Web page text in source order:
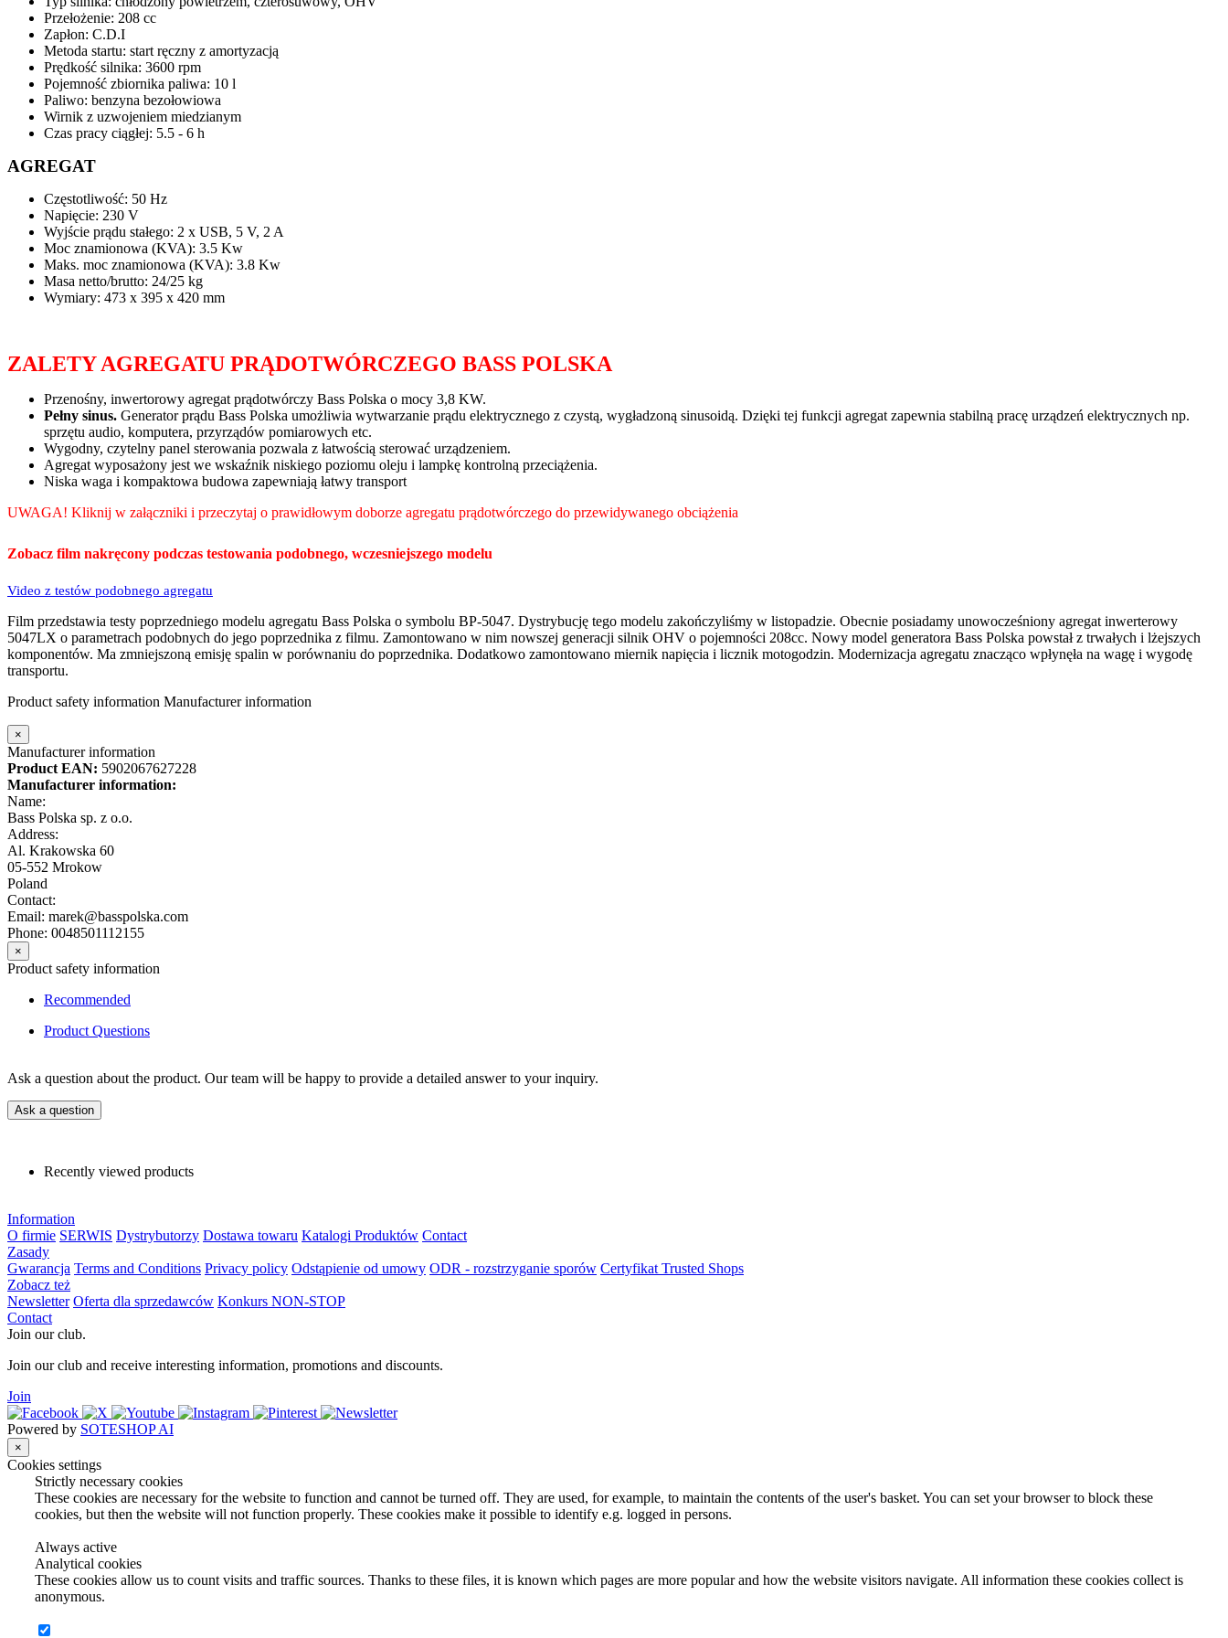
Przełożenie: 208 cc
Zapłon: C.D.I
Metoda startu: start ręczny z amortyzacją
Prędkość silnika: 3600 rpm
Pojemność zbiornika paliwa: 10 l
Paliwo: benzyna bezołowiowa
Wirnik z uzwojeniem miedzianym
Czas pracy ciągłej: 5.5 - 6 h
AGREGAT
Częstotliwość: 50 Hz
Napięcie: 230 V
Wyjście prądu stałego: 2 x USB, 5 V, 2 A
Moc znamionowa (KVA): 3.5 Kw
Maks. moc znamionowa (KVA): 3.8 Kw
Masa netto/brutto: 24/25 kg
Wymiary: 473 x 395 x 420 mm
ZALETY AGREGATU PRĄDOTWÓRCZEGO BASS POLSKA
Przenośny, inwertorowy agregat prądotwórczy Bass Polska o mocy 3,8 KW.
Pełny sinus. Generator prądu Bass Polska umożliwia wytwarzanie prądu elektrycznego z czystą, wygładzoną sinusoidą. Dzięki tej funkcji agregat zapewnia stabilną pracę urządzeń elektrycznych np.
sprzętu audio, komputera, przyrządów pomiarowych etc.
Wygodny, czytelny panel sterowania pozwala z łatwością sterować urządzeniem.
Agregat wyposażony jest we wskaźnik niskiego poziomu oleju i lampkę kontrolną przeciążenia.
Niska waga i kompaktowa budowa zapewniają łatwy transport
UWAGA! Kliknij w załączniki i przeczytaj o prawidłowym doborze agregatu prądotwórczego do przewidywanego obciążenia
Zobacz film nakręcony podczas testowania podobnego, wczesniejszego modelu
Video z testów podobnego agregatu
Film przedstawia testy poprzedniego modelu agregatu Bass Polska o symbolu BP-5047. Dystrybucję tego modelu zakończyliśmy w listopadzie. Obecnie posiadamy unowocześniony agregat inwerterowy
5047LX o parametrach podobnych do jego poprzednika z filmu. Zamontowano w nim nowszej generacji silnik OHV o pojemności 208cc. Nowy model generatora Bass Polska powstał z trwałych i lżejszych
komponentów. Ma zmniejszoną emisję spalin w porównaniu do poprzednika. Dodatkowo zamontowano miernik napięcia i licznik motogodzin. Modernizacja agregatu znacząco wpłynęła na wagę i wygodę
transportu.
Product safety information Manufacturer information
×
Manufacturer information
Product EAN: 5902067627228
Manufacturer information:
Name:
Bass Polska sp. z o.o.
Address:
Al. Krakowska 60
05-552 Mrokow
Poland
Contact:
Email: marek@basspolska.com
Phone: 0048501112155
×
Product safety information
Recommended
Product Questions
Ask a question about the product. Our team will be happy to provide a detailed answer to your inquiry.
Ask a question
Recently viewed products
Information
O firmie SERWIS Dystrybutorzy Dostawa towaru Katalogi Produktów Contact
Zasady
Gwarancja Terms and Conditions Privacy policy Odstąpienie od umowy ODR - rozstrzyganie sporów Certyfikat Trusted Shops
Zobacz też
Newsletter Oferta dla sprzedawców Konkurs NON-STOP
Contact
Join our club.
Join our club and receive interesting information, promotions and discounts.
Join
Powered by SOTESHOP AI
×
Cookies settings
Strictly necessary cookies
These cookies are necessary for the website to function and cannot be turned off. They are used, for example, to maintain the contents of the user's basket. You can set your browser to block these
cookies, but then the website will not function properly. These cookies make it possible to identify e.g. logged in persons.
Always active
Analytical cookies
These cookies allow us to count visits and traffic sources. Thanks to these files, it is known which pages are more popular and how the website visitors navigate. All information these cookies collect is
anonymous.